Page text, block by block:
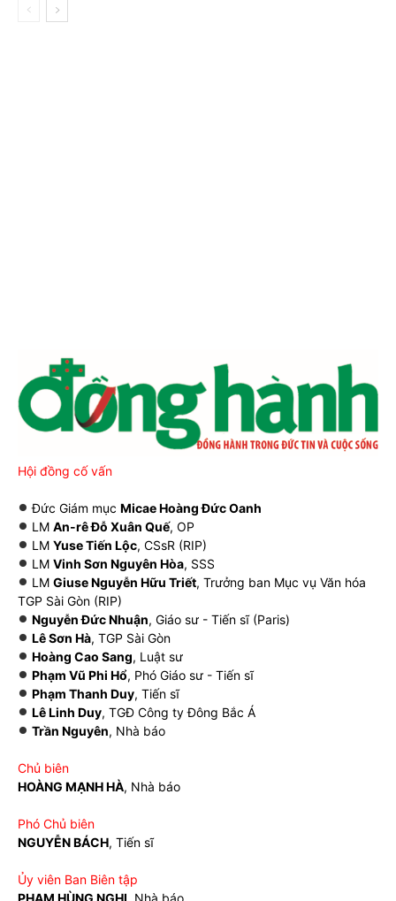
Hội đồng cố vấn
Đức Giám mục Micae Hoàng Đức Oanh
LM An-rê Đỗ Xuân Quế, OP
LM Yuse Tiến Lộc, CSsR (RIP)
LM Vinh Sơn Nguyên Hòa, SSS
LM Giuse Nguyễn Hữu Triết, Trưởng ban Mục vụ Văn hóa
TGP Sài Gòn (RIP)
Nguyễn Đức Nhuận, Giáo sư - Tiến sĩ (Paris)
Lê Sơn Hà, TGP Sài Gòn
Hoàng Cao Sang, Luật sư
Phạm Vũ Phi Hổ, Phó Giáo sư - Tiến sĩ
Phạm Thanh Duy, Tiến sĩ
Lê Linh Duy, TGĐ Công ty Đông Bắc Á
Trần Nguyên, Nhà báo
Chủ biên
HOÀNG MẠNH HÀ, Nhà báo
Phó Chủ biên
NGUYỄN BÁCH, Tiến sĩ
Ủy viên Ban Biên tập
PHẠM HÙNG NGHỊ , Nhà báo